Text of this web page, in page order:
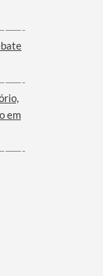
em